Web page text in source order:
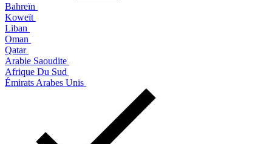
Bahreïn
Koweït
Liban
Oman
Qatar
Arabie Saoudite
Afrique Du Sud
Émirats Arabes Unis